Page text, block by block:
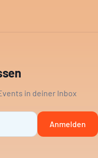
in deiner Inbox
Anmelden